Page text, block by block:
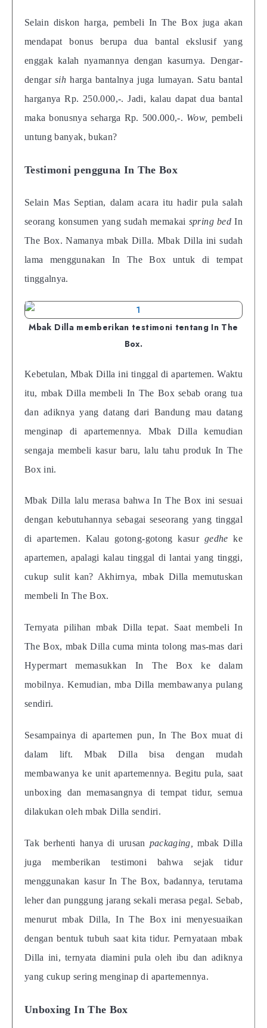
Selain diskon harga, pembeli In The Box juga akan
mendapat bonus berupa dua bantal ekslusif yang
enggak kalah nyamannya dengan kasurnya. Dengar-
dengarsih harga bantalnya juga lumayan. Satu bantal
harganya Rp. 250.000,-. Jadi, kalau dapat dua bantal
maka bonusnya seharga Rp. 500.000,-. Wow, pembeli
untung banyak, bukan?
Testimoni pengguna In The Box
Selain Mas Septian, dalam acara itu hadir pula salah
seorang konsumen yang sudah memakai spring bed In
The Box. Namanya mbak Dilla. Mbak Dilla ini sudah
lama menggunakan In The Box untuk di tempat
tinggalnya.
Mbak Dilla memberikan testimoni tentang In The
Box.
Kebetulan, Mbak Dilla ini tinggal di apartemen. Waktu
itu, mbak Dilla membeli In The Box sebab orang tua
dan adiknya yang datang dari Bandung mau datang
menginap di apartemennya. Mbak Dilla kemudian
sengaja membeli kasur baru, lalu tahu produk In The
Box ini.
Mbak Dilla lalu merasa bahwa In The Box ini sesuai
dengan kebutuhannya sebagai seseorang yang tinggal
di apartemen. Kalau gotong-gotong kasur gedheke
apartemen, apalagi kalau tinggal di lantai yang tinggi,
cukup sulit kan? Akhirnya, mbak Dilla memutuskan
membeli In The Box.
Ternyata pilihan mbak Dilla tepat. Saat membeli In
The Box, mbak Dilla cuma minta tolong mas-mas dari
Hypermart memasukkan In The Box ke dalam
mobilnya. Kemudian, mba Dilla membawanya pulang
sendiri.
Sesampainya di apartemen pun, In The Box muat di
dalam lift. Mbak Dilla bisa dengan mudah
membawanya ke unit apartemennya. Begitu pula, saat
unboxing dan memasangnya di tempat tidur, semua
dilakukan oleh mbak Dilla sendiri.
Tak berhenti hanya di urusan packaging,
mbak Dilla
juga memberikan testimoni bahwa sejak tidur
menggunakan kasur In The Box, badannya, terutama
leher dan punggung jarang sekali merasa pegal. Sebab,
menurut mbak Dilla, In The Box ini menyesuaikan
dengan bentuk tubuh saat kita tidur. Pernyataan mbak
Dilla ini, ternyata diamini pula oleh ibu dan adiknya
yang cukup sering menginap di apartemennya.
Unboxing In The Box